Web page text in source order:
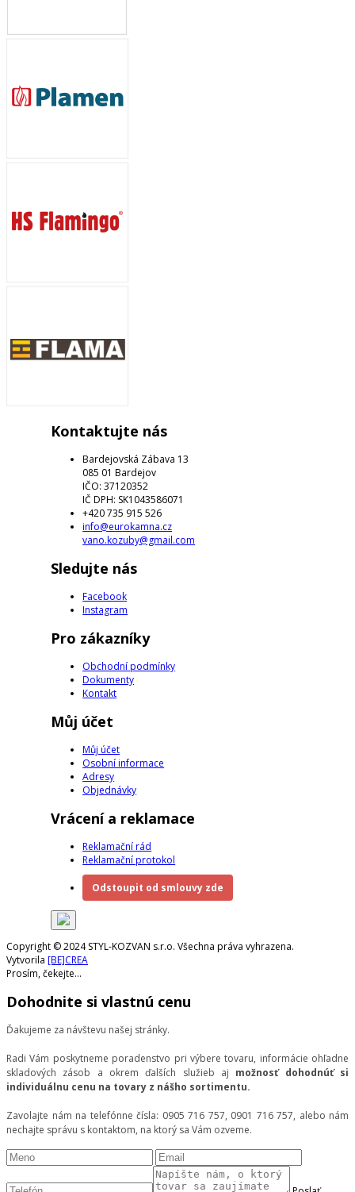
Kontaktujte nás
Bardejovská Zábava 13
085 01 Bardejov
IČO: 37120352
IČ DPH: SK1043586071
+420 735 915 526
info@eurokamna.cz
vano.kozuby@gmail.com
Sledujte nás
Facebook
Instagram
Pro zákazníky
Obchodní podmínky
Dokumenty
Kontakt
Můj účet
Můj účet
Osobní informace
Adresy
Objednávky
Vrácení a reklamace
Reklamační rád
Reklamační protokol
Odstoupit od smlouvy zde
Copyright © 2024 STYL-KOZVAN s.r.o. Všechna práva vyhrazena.
Vytvorila [BE]CREA
Prosím, čekejte...
Dohodnite si vlastnú cenu
Ďakujeme za návštevu našej stránky.
Radi Vám poskytneme poradenstvo pri výbere tovaru, informácie ohľadne
skladových zásob a okrem ďalších služieb aj možnosť dohodnúť si
individuálnu cenu na tovary z nášho sortimentu.
Zavolajte nám na telefónne čísla: 0905 716 757, 0901 716 757, alebo nám
nechajte správu s kontaktom, na ktorý sa Vám ozveme.